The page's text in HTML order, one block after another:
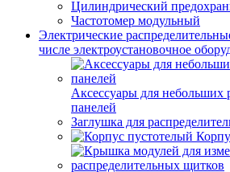
Цилиндрический
Частотомер модульный
Электрические
числе электроустановочное
Аксессуары для небольших
панелей
Заглушка для